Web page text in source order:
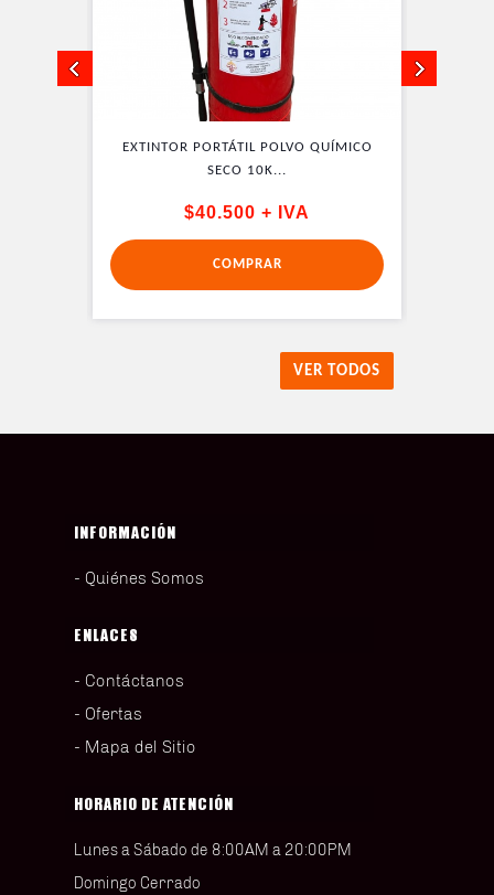
EXTINTOR PORTÁTIL POLVO QUÍMICO
SECO 10K...
$40.500 + IVA
COMPRAR
VER TODOS
INFORMACIÓN
Quiénes Somos
ENLACES
Contáctanos
Ofertas
Mapa del Sitio
HORARIO DE ATENCIÓN
Lunes a Sábado de 8:00AM a 20:00PM
Domingo Cerrado